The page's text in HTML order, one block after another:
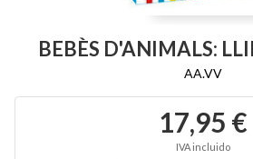
BEBÈS D'ANIMALS:
AA.VV
17,95 €
IVA incluido